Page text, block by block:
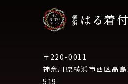
〒220-0011
神奈川県横浜市西区高
519